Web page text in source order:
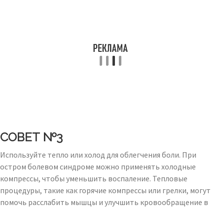
СОВЕТ №3
Используйте тепло или холод для облегчения боли. При
остром болевом синдроме можно применять холодные
компрессы, чтобы уменьшить воспаление. Тепловые
процедуры, такие как горячие компрессы или грелки, могут
помочь расслабить мышцы и улучшить кровообращение в